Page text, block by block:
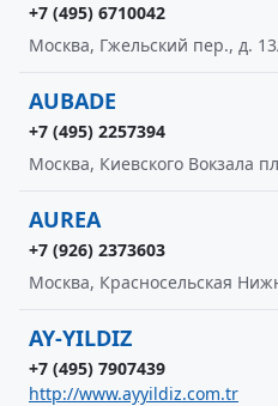
+7 (495) 6710042
Москва, Гжельский пер., д.
AUBADE
+7 (495) 2257394
Москва, Киевского Вокзала
AUREA
+7 (926) 2373603
Москва, Красносельская
AY-YILDIZ
+7 (495) 7907439
http://www.ayyildiz.com.tr